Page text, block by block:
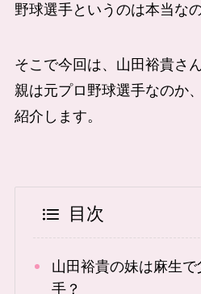
野球選手というのは本当な
そこで今回は、山田裕貴さ
親は元プロ野球選手なのか
紹介します。
目次
山田裕貴の妹は麻生
手？